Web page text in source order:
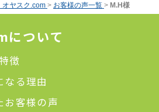
オヤスク.com > お客様の声一覧 > M.H様
について
徴
なる理由
お客様の声